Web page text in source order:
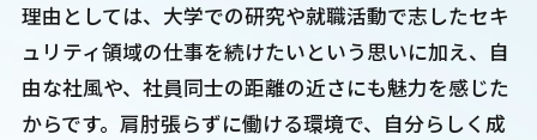
理由としては、大学での研究や就職活動で志したセキ
ュリティ領域の仕事を続けたいという思いに加え、自
由な社風や、社員同士の距離の近さにも魅力を感じた
からです。肩肘張らずに働ける環境で、自分らしく成